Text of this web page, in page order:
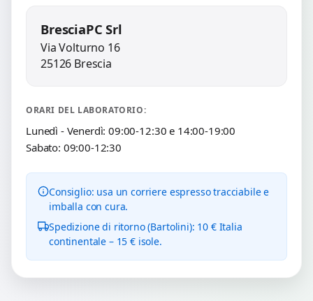
BresciaPC Srl
Via Volturno 16
25126 Brescia
ORARI DEL LABORATORIO:
Lunedì - Venerdì: 09:00-12:30 e 14:00-19:00
Sabato: 09:00-12:30
Consiglio: usa un corriere espresso tracciabile e
imballa con cura.
Spedizione di ritorno (Bartolini): 10 € Italia
continentale – 15 € isole.